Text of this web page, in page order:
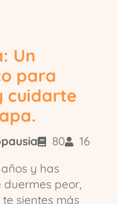
Un
para
cuidarte
80
16
y has
peor,
sientes más